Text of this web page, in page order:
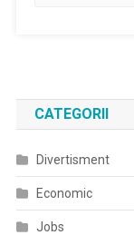
CATEGORII
Divertisment
Economic
Jobs